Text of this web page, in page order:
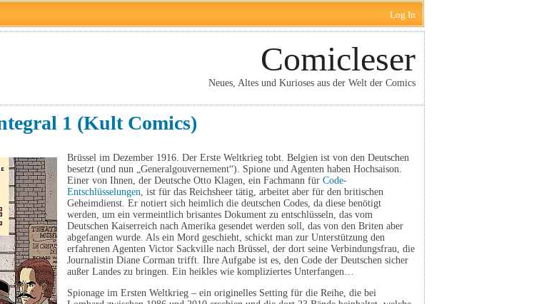
Log In
Comicleser
Neues, Altes und Kurioses aus der Welt der Comics
1 (Kult Comics)
Brüssel im Dezember 1916. Der Erste Weltkrieg tobt. Belgien ist von den Deutschen
besetzt (und nun „Generalgouvernement“). Spione und Agenten haben Hochsaison.
Einer von Ihnen, der Deutsche Otto Klagen, ein Fachmann für Code-
Entschlüsselungen, ist für das Reichsheer tätig, arbeitet aber für den britischen
Geheimdienst. Er notiert sich heimlich die deutschen Codes, da diese benötigt
werden, um ein vermeintlich brisantes Dokument zu entschlüsseln, das vom
Deutschen Kaiserreich nach Amerika gesendet werden soll, das von den Briten aber
abgefangen wurde. Als ein Mord geschieht, schickt man zur Unterstützung den
erfahrenen Agenten Victor Sackville nach Brüssel, der dort seine Verbindungsfrau, die
Journalistin Diane Corman trifft. Ihre Aufgabe ist es, den Code der Deutschen sicher
außer Landes zu bringen. Ein heikles wie kompliziertes Unterfangen…
Spionage im Ersten Weltkrieg – ein originelles Setting für die Reihe, die bei